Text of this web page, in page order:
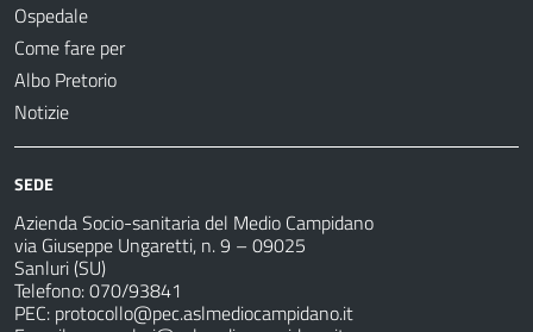
Ospedale
Come fare per
Albo Pretorio
Notizie
SEDE
Azienda Socio-sanitaria del Medio Campidano
via Giuseppe Ungaretti, n. 9 – 09025
Sanluri (SU)
Telefono: 070/93841
PEC: protocollo@pec.aslmediocampidano.it